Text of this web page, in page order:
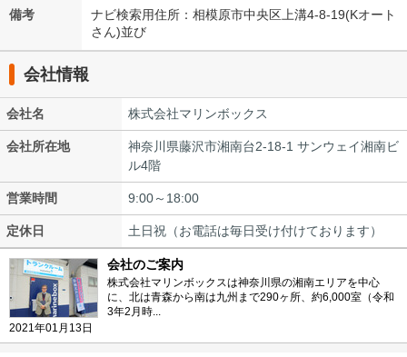
備考
ナビ検索用住所：相模原市中央区上溝4-8-19(Kオート
さん)並び
会社情報
会社名 株式会社マリンボックス
会社所在地
神奈川県藤沢市湘南台2-18-1 サンウェイ湘南ビ
ル4階
営業時間 9:00～18:00
定休日 土日祝（お電話は毎日受け付けております）
2021年01月13日
会社のご案内
株式会社マリンボックスは神奈川県の湘南エリアを中心
に、北は青森から南は九州まで290ヶ所、約6,000室（令和
3年2月時...